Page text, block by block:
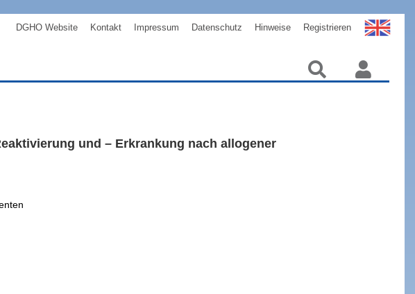
DGHO Website Kontakt Impressum Datenschutz Hinweise Registrieren
und – Erkrankung nach allogener